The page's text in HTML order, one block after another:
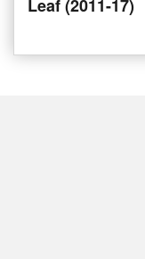
Leaf (2011-17)